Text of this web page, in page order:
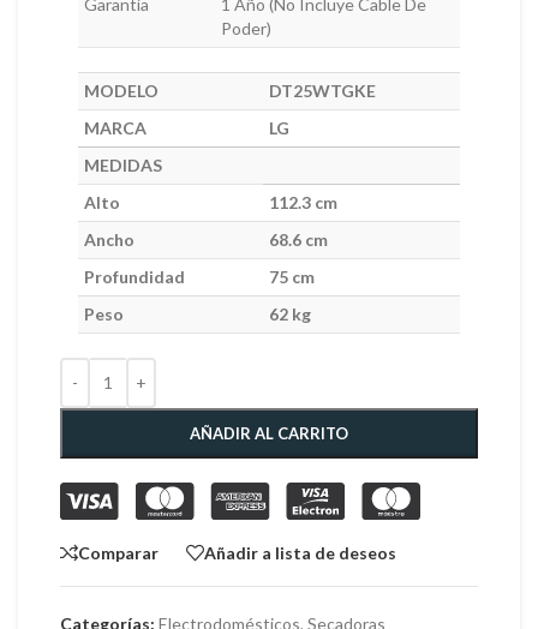
Poder)
MODELO
DT25WTGKE
MARCA
LG
MEDIDAS
Alto
112.3 cm
Ancho
68.6 cm
Profundidad
75 cm
Peso
62 kg
AÑADIR AL CARRITO
Comparar Añadir a lista de deseos
Categorías: Electrodomésticos, Secadoras